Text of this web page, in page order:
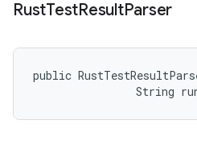
RustTestResultParser
public
String